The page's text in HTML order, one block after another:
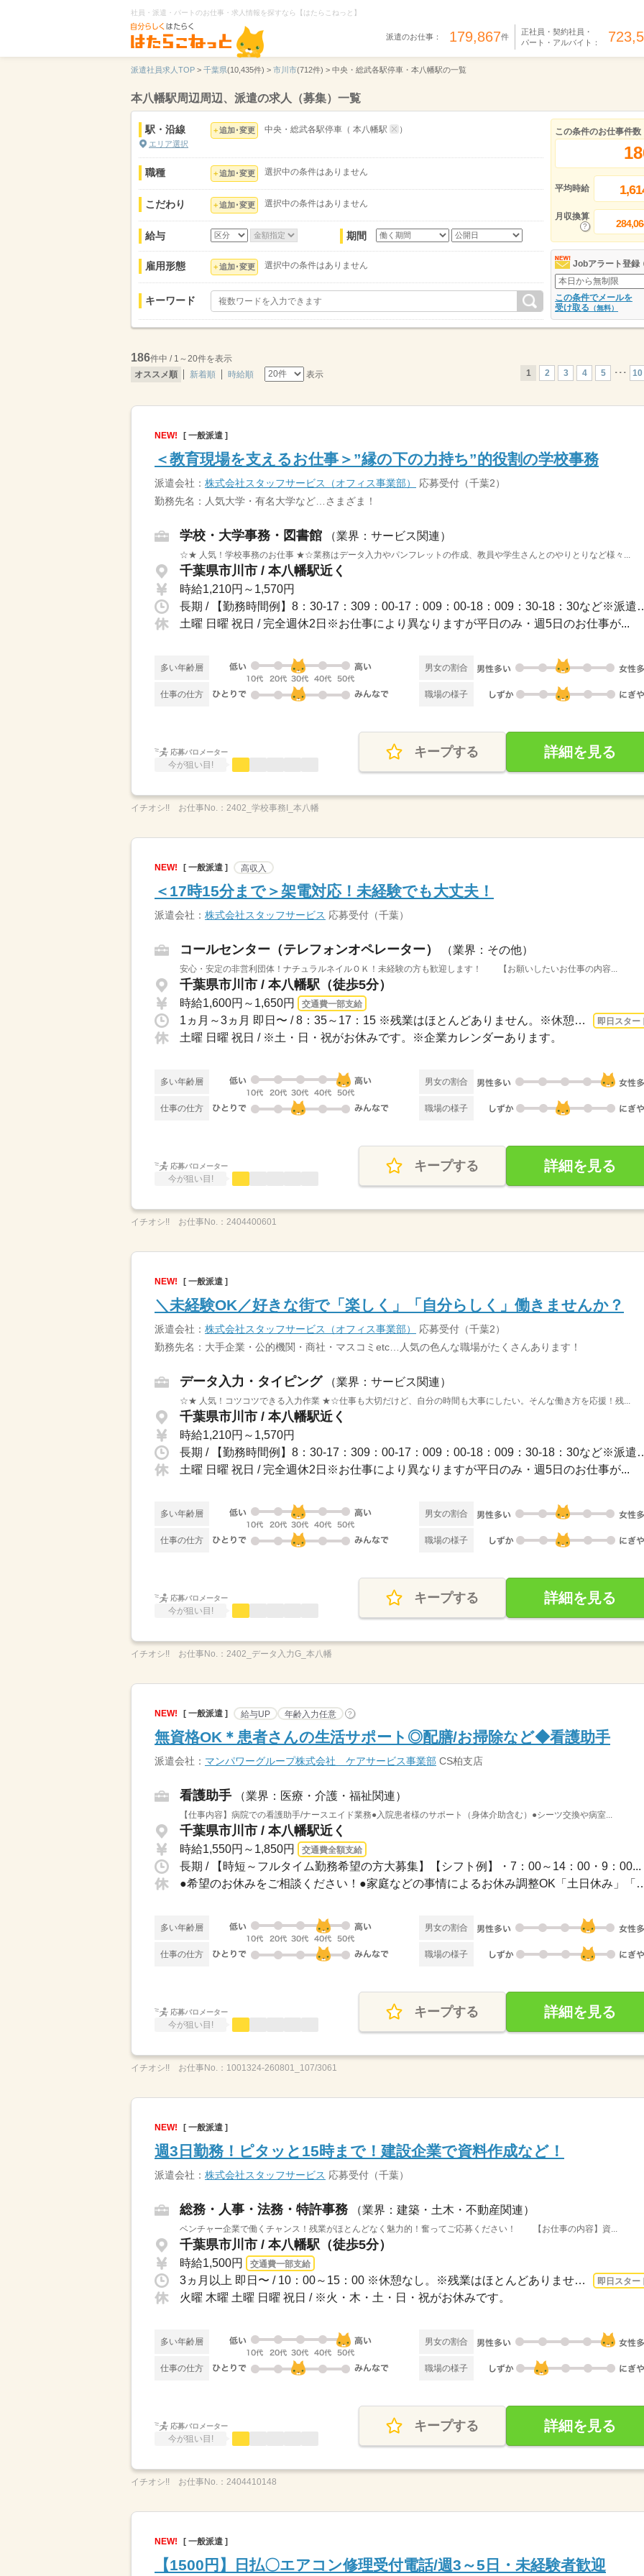
社員・派遣・パートのお仕事・求人情報を探すなら【はたらこねっと】
派遣のお仕事： 179,867件
正社員・契約社員・
パート・アルバイト：
派遣社員求人TOP > 千葉県(10,435件) > 市川市(712件) > 中央・総武各駅停車・本八幡駅の一覧
本八幡駅周辺周辺、派遣の求人（募集）一覧
駅・沿線
エリア選択
追加･変更 中央・総武各駅停車 （ 本八幡駅 ）
職種 追加･変更 選択中の条件はありません
こだわり 追加･変更 選択中の条件はありません
給与 期間
雇用形態 追加･変更 選択中の条件はありません
キーワード
この条件のお仕事件数
平均時給
月収換算
Jobアラート登録
この条件でメールを
受け取る （無料）
186件中 / 1～20件を表示
オススメ順
新着順 時給順 表示 1 2 3 4 5 ･･･ 10
NEW! [ 一般派遣 ]
＜教育現場を支えるお仕事＞”縁の下の力持ち”的役割の学校事務
派遣会社： 株式会社スタッフサービス（オフィス事業部）
応募受付（千葉2）
勤務先名：人気大学・有名大学など…さまざま！
学校・大学事務・図書館 （業界：サービス関連）
☆★ 人気！学校事務のお仕事 ★☆業務はデータ入力やパンフレットの作成、教員や学生さんとのやりとりなど様々...
千葉県市川市 / 本八幡駅近く
時給1,210円～1,570円
長期 / 【勤務時間例】8：30-17：
土曜 日曜 祝日 / 完全週休2日※お仕事により異なりますが平日のみ・週5日のお仕事が...
多い年齢層 男女の割合
仕事の仕方 職場の様子
応募バロメーター
今が狙い目!
キープする 詳細を見る
イチオシ!! お仕事No.： 2402_学校事務I_本八幡
NEW! [ 一般派遣 ] 高収入
＜17時15分まで＞架電対応！未経験でも大丈夫！
派遣会社： 株式会社スタッフサービス 応募受付（千葉）
コールセンター（テレフォンオペレーター） （業界：その他）
安心・安定の非営利団体！ナチュラルネイルＯＫ！未経験の方も歓迎します！ 【お願いしたいお仕事の内容...
千葉県市川市 / 本八幡駅（徒歩5分）
時給1,600円～1,650円 交通費一部支給
1ヵ月～3ヵ月 即日〜 / 8：35～17：15 ※残業はほとんどありません。※休憩は６０分です... 即日スター
土曜 日曜 祝日 / ※土・日・祝がお休みです。※企業カレンダーあります。
多い年齢層 男女の割合
仕事の仕方 職場の様子
応募バロメーター
今が狙い目!
キープする 詳細を見る
イチオシ!! お仕事No.： 2404400601
NEW! [ 一般派遣 ]
＼未経験OK／好きな街で「楽しく」「自分らしく」働きませんか？
派遣会社： 株式会社スタッフサービス（オフィス事業部）
応募受付（千葉2）
勤務先名：大手企業・公的機関・商社・マスコミetc…人気の色んな職場がたくさんあります！
データ入力・タイピング （業界：サービス関連）
☆★ 人気！コツコツできる入力作業 ★☆仕事も大切だけど、自分の時間も大事にしたい。そんな働き方を応援！残...
千葉県市川市 / 本八幡駅近く
時給1,210円～1,570円
長期 / 【勤務時間例】8：30-17：
土曜 日曜 祝日 / 完全週休2日※お仕事により異なりますが平日のみ・週5日のお仕事が...
多い年齢層 男女の割合
仕事の仕方 職場の様子
応募バロメーター
今が狙い目!
キープする 詳細を見る
イチオシ!! お仕事No.： 2402_データ入力G_本八幡
NEW! [ 一般派遣 ] 給与UP 年齢入力任意 ?
無資格OK＊患者さんの生活サポート◎配膳/お掃除など◆看護助手
派遣会社： マンパワーグループ株式会社 ケアサービス事業部 CS柏支店
看護助手 （業界：医療・介護・福祉関連）
【仕事内容】病院での看護助手/ナースエイド業務●入院患者様のサポート（身体介助含む）●シーツ交換や病室...
千葉県市川市 / 本八幡駅近く
時給1,550円～1,850円 交通費全額支給
長期 / 【時短～フルタイム勤務希望の方大募集】【シフト例】・7：00～14：00・9：00...
●希望のお休みをご相談ください！●家庭
多い年齢層 男女の割合
仕事の仕方 職場の様子
応募バロメーター
今が狙い目!
キープする 詳細を見る
イチオシ!! お仕事No.： 1001324-260801_107/3061
NEW! [ 一般派遣 ]
週3日勤務！ピタッと15時まで！建設企業で資料作成など！
派遣会社： 株式会社スタッフサービス 応募受付（千葉）
総務・人事・法務・特許事務 （業界：建築・土木・不動産関連）
ベンチャー企業で働くチャンス！残業がほとんどなく魅力的！奮ってご応募ください！ 【お仕事の内容】資...
千葉県市川市 / 本八幡駅（徒歩5分）
時給1,500円 交通費一部支給
3ヵ月以上 即日〜 / 10：00～15：00 ※休憩なし。※残業はほとんどありません。 即日スター
火曜 木曜 土曜 日曜 祝日 / ※火・木・土・日・祝がお休みです。
多い年齢層 男女の割合
仕事の仕方 職場の様子
応募バロメーター
今が狙い目!
キープする 詳細を見る
イチオシ!! お仕事No.： 2404410148
NEW! [ 一般派遣 ]
【1500円】日払〇エアコン修理受付電話/週3～5日・未経験者歓迎